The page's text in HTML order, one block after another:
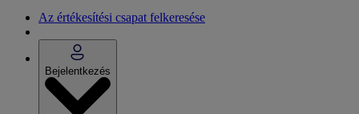
Az értékesítési csapat felkeresése
Bejelentkezés